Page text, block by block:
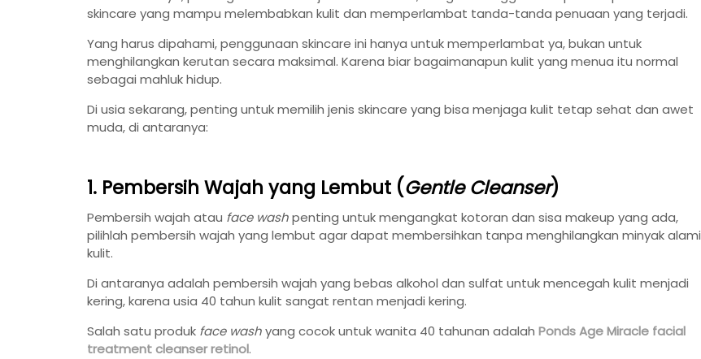
skincare yang mampu melembabkan kulit dan memperlambat tanda-tanda penuaan yang terjadi.
Yang harus dipahami, penggunaan skincare ini hanya untuk memperlambat ya, bukan untuk
menghilangkan kerutan secara maksimal. Karena biar bagaimanapun kulit yang menua itu normal
sebagai mahluk hidup.
Di usia sekarang, penting untuk memilih jenis skincare yang bisa menjaga kulit tetap sehat dan awet
muda, di antaranya:
1. Pembersih Wajah yang Lembut (Gentle Cleanser)
Pembersih wajah atau face washpenting untuk mengangkat kotoran dan sisa makeup yang ada,
pilihlah pembersih wajah yang lembut agar dapat membersihkan tanpa menghilangkan minyak alami
kulit.
Di antaranya adalah pembersih wajah yang bebas alkohol dan sulfat untuk mencegah kulit menjadi
kering, karena usia 40 tahun kulit sangat rentan menjadi kering.
Salah satu produk face washyang cocok untuk wanita 40 tahunan adalah Ponds Age Miracle facial
treatment cleanser retinol.